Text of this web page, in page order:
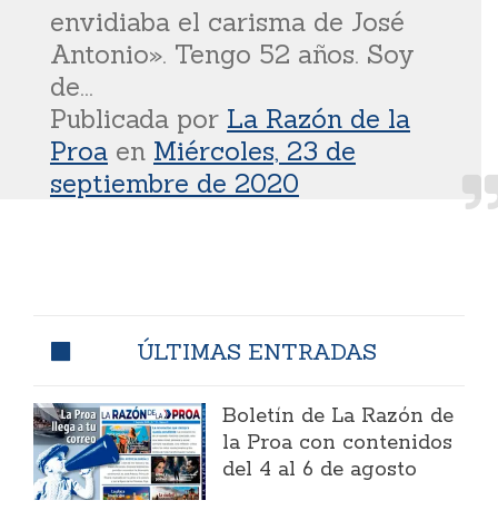
envidiaba el carisma de José
Antonio». Tengo 52 años. Soy
de...
Publicada por La Razón de la
Proa en Miércoles, 23 de
septiembre de 2020
ÚLTIMAS ENTRADAS
Boletín de La Razón de
la Proa con contenidos
del 4 al 6 de agosto